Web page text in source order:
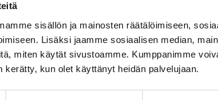
sisällön ja mainosten räätälöimiseen,
Lisäksi jaamme sosiaalisen median,
miten käytät sivustoamme. Kumppanimme
kerätty, kun olet käyttänyt heidän palvelujaan.